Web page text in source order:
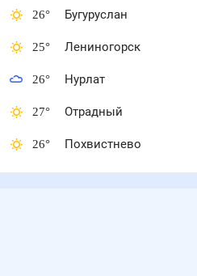
26° Бугуруслан
25° Лениногорск
26° Нурлат
27° Отрадный
26° Похвистнево